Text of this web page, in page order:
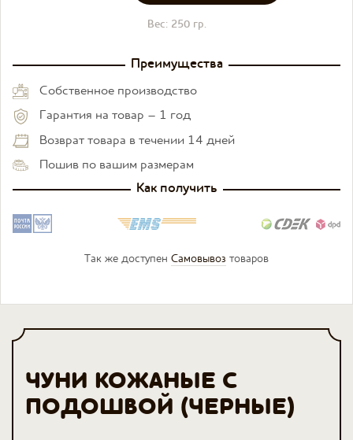
Вес: 250 гр.
Преимущества
Собственное производство
Гарантия на товар – 1 год
Возврат товара в течении 14 дней
Пошив по вашим размерам
Как получить
Так же доступен Самовывоз товаров
ЧУНИ КОЖАНЫЕ С
ПОДОШВОЙ (ЧЕРНЫЕ)